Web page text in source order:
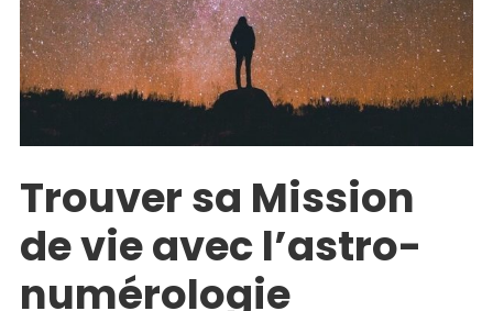
Trouver sa Mission
de vie avec l’astro-
numérologie